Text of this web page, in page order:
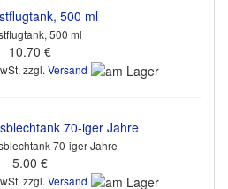
500 ml
10.70 €
zzgl. Versand
70-iger Jahre
5.00 €
zzgl. Versand